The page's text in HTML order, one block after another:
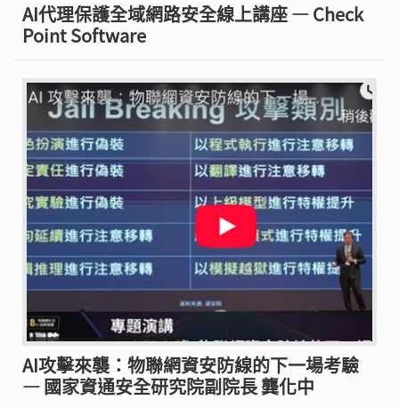
AI代理保護全域網路安全線上講座 — Check
Point Software
AI攻擊來襲：物聯網資安防線的下一場考驗
— 國家資通安全研究院副院長 龔化中